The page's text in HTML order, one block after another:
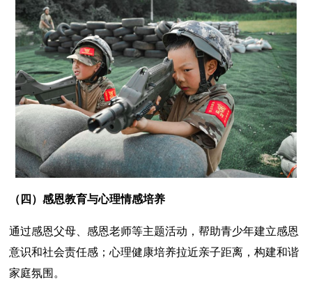
（四）感恩教育与心理情感培养
通过感恩父母、感恩老师等主题活动，帮助青少年建立感恩
意识和社会责任感；心理健康培养拉近亲子距离，构建和谐
家庭氛围。